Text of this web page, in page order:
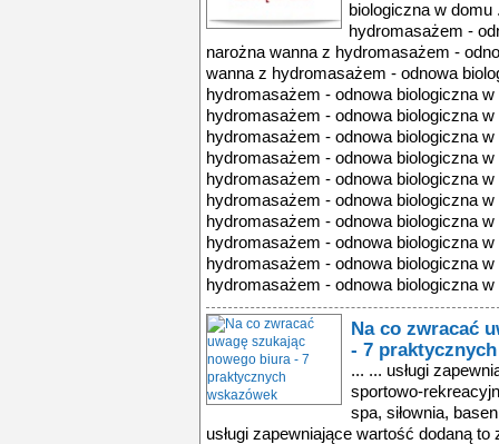
biologiczna w
hydromasażem -
narożna wanna z hydromasażem -
wanna z hydromasażem - odnowa
hydromasażem - odnowa biologiczna
hydromasażem - odnowa biologiczna
hydromasażem - odnowa biologiczna
hydromasażem - odnowa biologiczna
hydromasażem - odnowa biologiczna
hydromasażem - odnowa biologiczna
hydromasażem - odnowa biologiczna
hydromasażem - odnowa biologiczna
hydromasażem - odnowa biologiczna
hydromasażem - odnowa biologiczna w
Na co zwracać
- 7
... ... usługi
sportowo-
spa, siłownia,
usługi zapewniające wartość dodaną